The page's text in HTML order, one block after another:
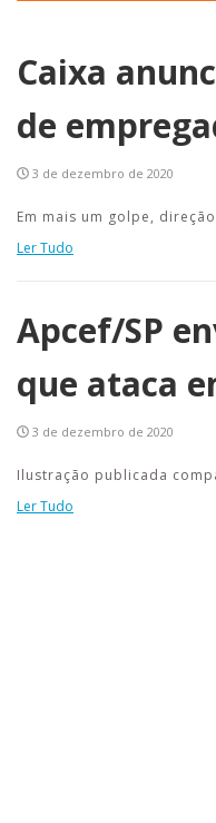
Caixa
de
3 de dezembro de 2020
Em mais um golpe,
Ler Tudo
Apcef/SP
que ataca
3 de dezembro de 2020
Ilustração publicada
Ler Tudo